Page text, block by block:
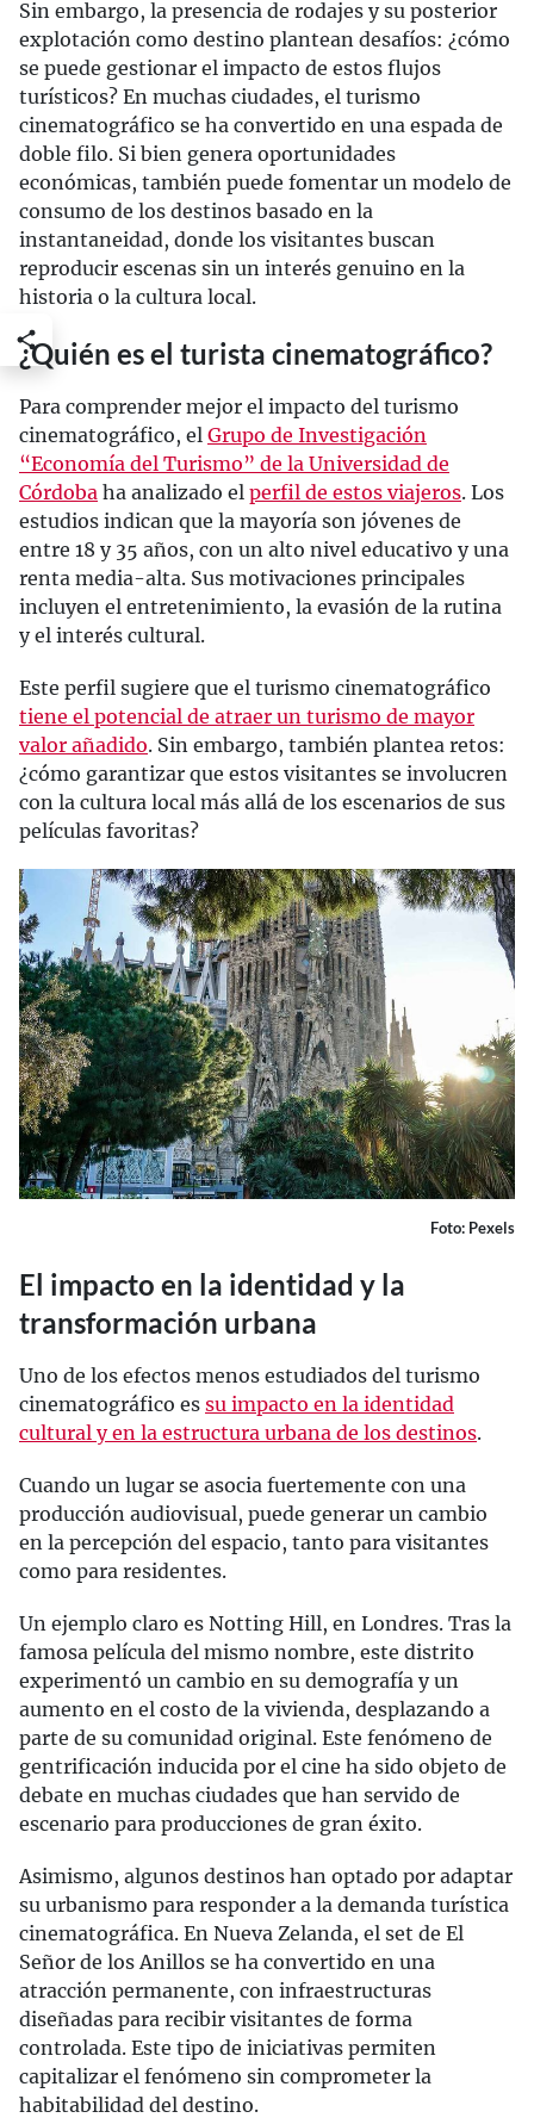
Sin embargo, la presencia de rodajes y su posterior
explotación como destino plantean desafíos: ¿cómo
se puede gestionar el impacto de estos flujos
turísticos? En muchas ciudades, el turismo
cinematográfico se ha convertido en una espada de
doble filo. Si bien genera oportunidades
económicas, también puede fomentar un modelo de
consumo de los destinos basado en la
instantaneidad, donde los visitantes buscan
reproducir escenas sin un interés genuino en la
historia o la cultura local.
¿Quién es el turista cinematográfico?
Para comprender mejor el impacto del turismo
cinematográfico, el Grupo de Investigación
“Economía del Turismo” de la Universidad de
Córdoba ha analizado el perfil de estos viajeros. Los
estudios indican que la mayoría son jóvenes de
entre 18 y 35 años, con un alto nivel educativo y una
renta media-alta. Sus motivaciones principales
incluyen el entretenimiento, la evasión de la rutina
y el interés cultural.
Este perfil sugiere que el turismo cinematográfico
tiene el potencial de atraer un turismo de mayor
valor añadido. Sin embargo, también plantea retos:
¿cómo garantizar que estos visitantes se involucren
con la cultura local más allá de los escenarios de sus
películas favoritas?
Foto: Pexels
El impacto en la identidad y la
transformación urbana
Uno de los efectos menos estudiados del turismo
cinematográfico es su impacto en la identidad
cultural y en la estructura urbana de los destinos.
Cuando un lugar se asocia fuertemente con una
producción audiovisual, puede generar un cambio
en la percepción del espacio, tanto para visitantes
como para residentes.
Un ejemplo claro es Notting Hill, en Londres. Tras la
famosa película del mismo nombre, este distrito
experimentó un cambio en su demografía y un
aumento en el costo de la vivienda, desplazando a
parte de su comunidad original. Este fenómeno de
gentrificación inducida por el cine ha sido objeto de
debate en muchas ciudades que han servido de
escenario para producciones de gran éxito.
Asimismo, algunos destinos han optado por adaptar
su urbanismo para responder a la demanda turística
cinematográfica. En Nueva Zelanda, el set de El
Señor de los Anillos se ha convertido en una
atracción permanente, con infraestructuras
diseñadas para recibir visitantes de forma
controlada. Este tipo de iniciativas permiten
capitalizar el fenómeno sin comprometer la
habitabilidad del destino.